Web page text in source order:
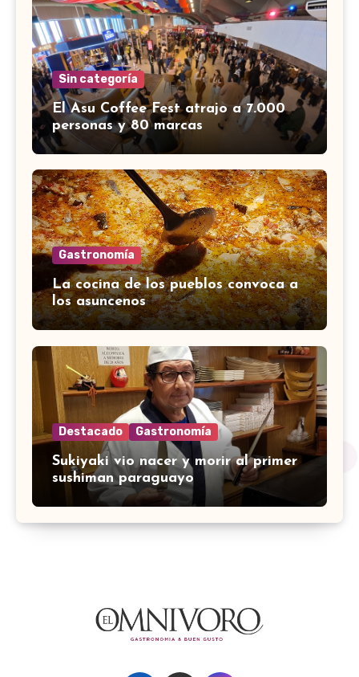
Sin categoría
El Asu Coffee Fest atrajo a 7.000
personas y 80 marcas
Gastronomía
La cocina de los pueblos convoca a
los asuncenos
Destacado Gastronomía
Sukiyaki vio nacer y morir al primer
sushiman paraguayo